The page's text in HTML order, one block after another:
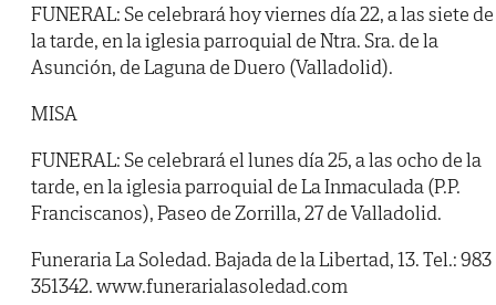
FUNERAL: Se celebrará hoy viernes día 22, a las siete de
la tarde, en la iglesia parroquial de Ntra. Sra. de la
Asunción, de Laguna de Duero (Valladolid).
MISA
FUNERAL: Se celebrará el lunes día 25, a las ocho de la
tarde, en la iglesia parroquial de La Inmaculada (P.P.
Franciscanos), Paseo de Zorrilla, 27 de Valladolid.
Funeraria La Soledad. Bajada de la Libertad, 13. Tel.: 983
351342. www.funerarialasoledad.com